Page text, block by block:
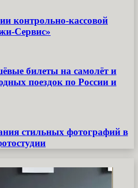
контрольно-кассовой
Сервис»
билеты на самолёт и
поездок по России и
стильных фотографий в